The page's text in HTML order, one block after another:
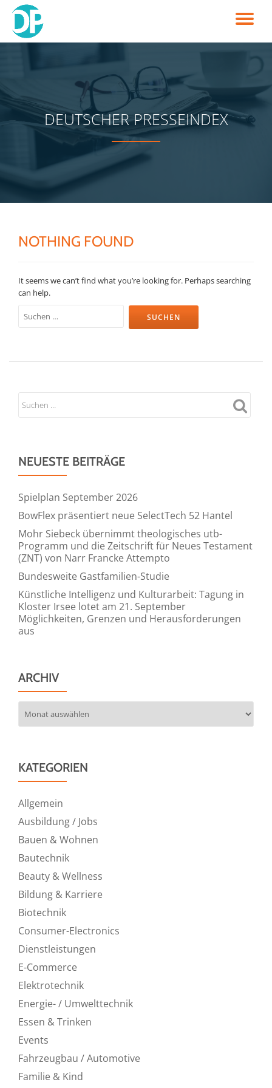
Skip
to
DEUTSCHER PRESSEINDEX
NOTHING FOUND
It seems we can’t find what you’re looking for. Perhaps searching
can help.
nach:
NEUESTE BEITRÄGE
Spielplan September 2026
BowFlex präsentiert neue SelectTech 52 Hantel
Mohr Siebeck übernimmt theologisches utb-
Programm und die Zeitschrift für Neues Testament
(ZNT) von Narr Francke Attempto
Bundesweite Gastfamilien-Studie
Künstliche Intelligenz und Kulturarbeit: Tagung in
Kloster Irsee lotet am 21. September
Möglichkeiten, Grenzen und Herausforderungen
aus
ARCHIV
KATEGORIEN
Allgemein
Ausbildung / Jobs
Bauen & Wohnen
Bautechnik
Beauty & Wellness
Bildung & Karriere
Biotechnik
Consumer-Electronics
Dienstleistungen
E-Commerce
Elektrotechnik
Energie- / Umwelttechnik
Essen & Trinken
Events
Fahrzeugbau / Automotive
Familie & Kind